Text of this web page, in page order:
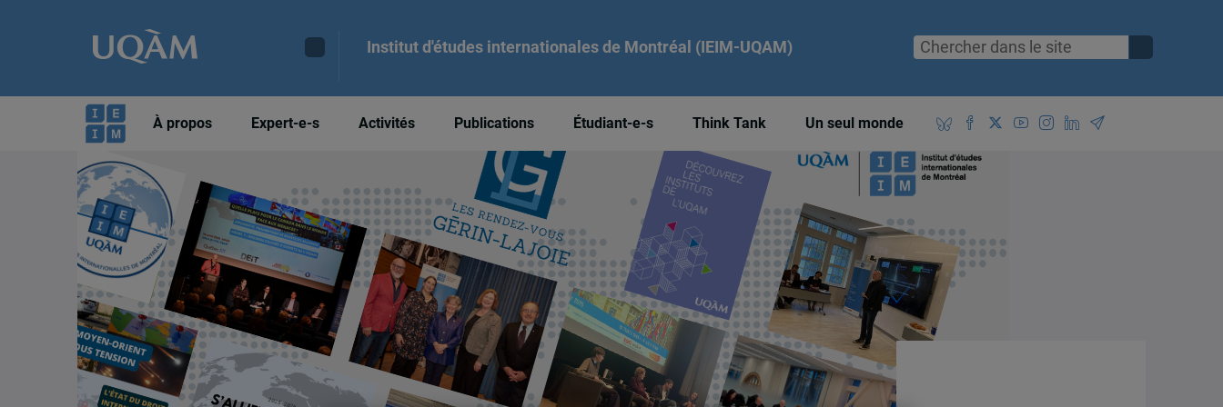
Institut d'études internationales de Montréal (IEIM-UQAM)
À propos Expert-e-s Activités Publications Étudiant-e-s Think Tank Un seul monde